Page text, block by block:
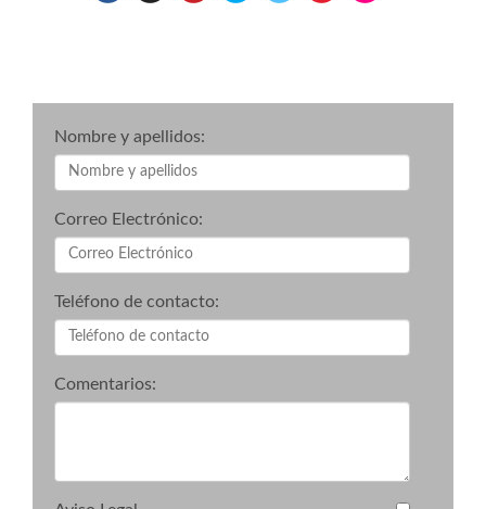
Nombre y apellidos:
Correo Electrónico:
Teléfono de contacto:
Comentarios: